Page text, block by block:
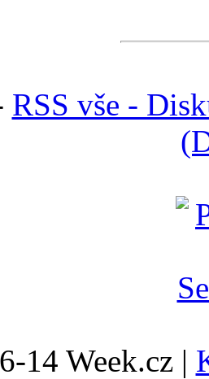
RSS vše -
14 Week.cz |